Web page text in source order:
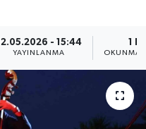
12.05.2026 - 15:44
YAYINLANMA OKUNMA